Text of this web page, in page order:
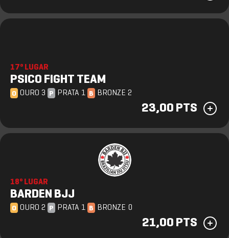
17º LUGAR
PSICO FIGHT TEAM
O OURO 3 P PRATA 1 B BRONZE 2
23,00 PTS
18º LUGAR
BARDEN BJJ
O OURO 2 P PRATA 1 B BRONZE 0
21,00 PTS